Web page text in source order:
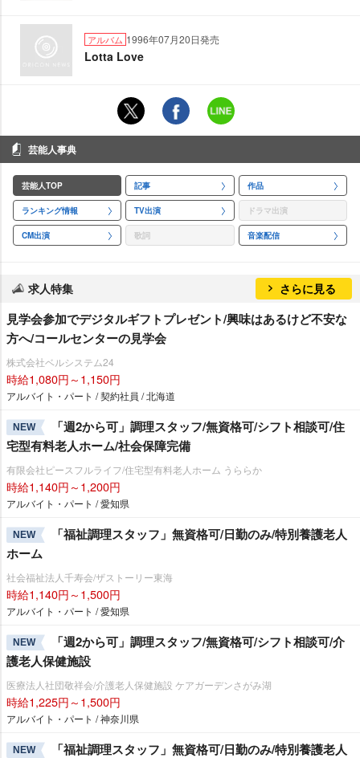
アルバム 1996年07月20日発売
Lotta Love
芸能人事典
芸能人TOP 記事 作品
ランキング情報 TV出演 ドラマ出演
CM出演 歌詞 音楽配信
求人特集 さらに見る
見学会参加でデジタルギフトプレゼント/興味はあるけど不安な
方へ/コールセンターの見学会
株式会社ベルシステム24
時給1,080円～1,150円
アルバイト・パート / 契約社員 / 北海道
NEW
「週2から可」調理スタッフ/無資格可/シフト相談可/住
宅型有料老人ホーム/社会保障完備
有限会社ピースフルライフ/住宅型有料老人ホーム うららか
時給1,140円～1,200円
アルバイト・パート / 愛知県
NEW
「福祉調理スタッフ」無資格可/日勤のみ/特別養護老人
ホーム
社会福祉法人千寿会/ザストーリー東海
時給1,140円～1,500円
アルバイト・パート / 愛知県
NEW
「週2から可」調理スタッフ/無資格可/シフト相談可/介
護老人保健施設
医療法人社団敬祥会/介護老人保健施設 ケアガーデンさがみ湖
時給1,225円～1,500円
アルバイト・パート / 神奈川県
NEW 「福祉調理スタッフ」無資格可/日勤のみ/特別養護老人